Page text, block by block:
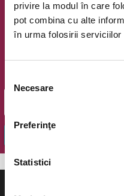
privire la modul în care
pot combina cu alte
în urma folosirii serviciilor
consimțământului
Necesare
Preferinţe
Statistici